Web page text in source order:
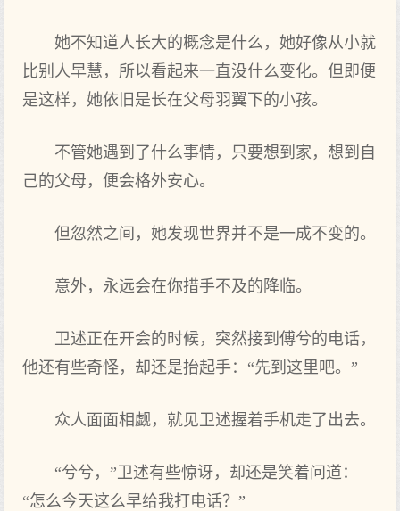
她不知道人长大的概念是什么，她好像从小就
比别人早慧，所以看起来一直没什么变化。但即便
是这样，她依旧是长在父母羽翼下的小孩。
不管她遇到了什么事情，只要想到家，想到自
己的父母，便会格外安心。
但忽然之间，她发现世界并不是一成不变的。
意外，永远会在你措手不及的降临。
卫述正在开会的时候，突然接到傅兮的电话，
他还有些奇怪，却还是抬起手：“先到这里吧。”
众人面面相觑，就见卫述握着手机走了出去。
“兮兮，”卫述有些惊讶，却还是笑着问道：
“怎么今天这么早给我打电话？”